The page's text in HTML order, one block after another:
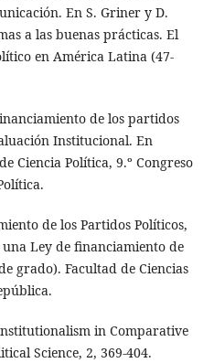
En S. Griner y D.
a las buenas prácticas. El
en América Latina (47-
de los partidos
Institucional. En
Ciencia Política, 9.º Congreso
de los Partidos Políticos,
Ley de financiamiento de
grado). Facultad de Ciencias
in Comparative
Science, 2, 369-404.